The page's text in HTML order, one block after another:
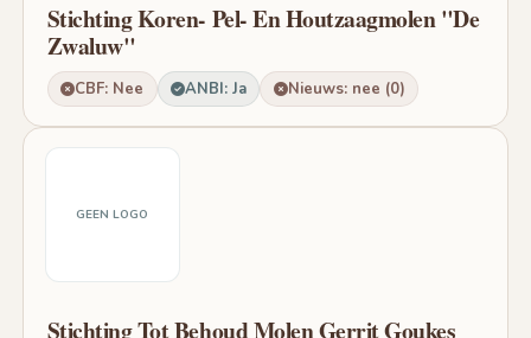
Stichting Koren- Pel- En Houtzaagmolen "De
Zwaluw"
CBF: Nee ANBI: Ja Nieuws: nee (0)
GEEN LOGO
Stichting Tot Behoud Molen Gerrit Goukes